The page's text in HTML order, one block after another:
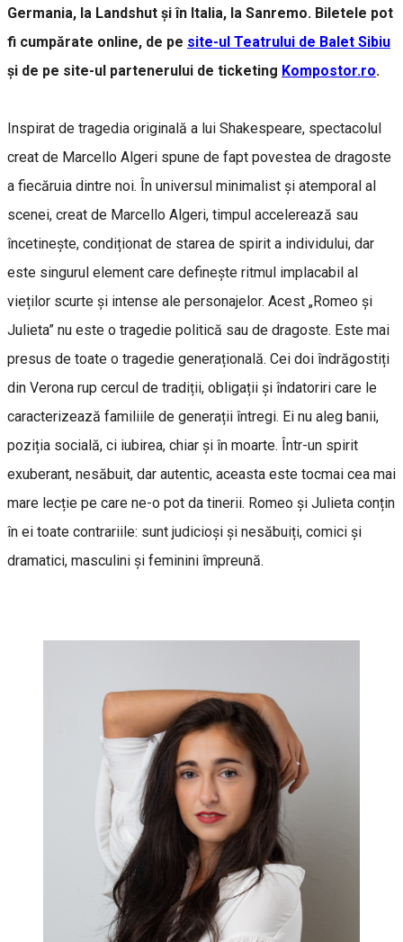
Germania, la Landshut și în Italia, la Sanremo. Biletele pot
fi cumpărate online, de pe site-ul Teatrului de Balet Sibiu
și de pe site-ul partenerului de ticketing Kompostor.ro.
Inspirat de tragedia originală a lui Shakespeare, spectacolul
creat de Marcello Algeri spune de fapt povestea de dragoste
a fiecăruia dintre noi. În universul minimalist și atemporal al
scenei, creat de Marcello Algeri, timpul accelerează sau
încetinește, condiționat de starea de spirit a individului, dar
este singurul element care definește ritmul implacabil al
vieților scurte și intense ale personajelor. Acest „Romeo și
Julieta” nu este o tragedie politică sau de dragoste. Este mai
presus de toate o tragedie generațională. Cei doi îndrăgostiți
din Verona rup cercul de tradiții, obligații și îndatoriri care le
caracterizează familiile de generații întregi. Ei nu aleg banii,
poziția socială, ci iubirea, chiar și în moarte. Într-un spirit
exuberant, nesăbuit, dar autentic, aceasta este tocmai cea mai
mare lecție pe care ne-o pot da tinerii. Romeo și Julieta conțin
în ei toate contrariile: sunt judicioși și nesăbuiți, comici și
dramatici, masculini și feminini împreună.